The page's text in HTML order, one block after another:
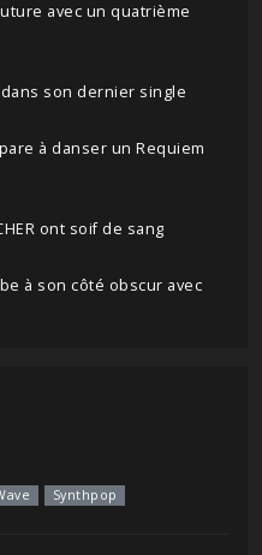
avec un quatrième
son dernier single
à danser un Requiem
ont soif de sang
à son côté obscur avec
Synthpop